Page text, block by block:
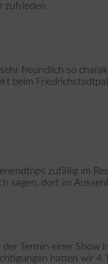
zufrieden
freundlich so
beim
zufällig im
sagen, dort im
Termin einer Show
hatten wir 4